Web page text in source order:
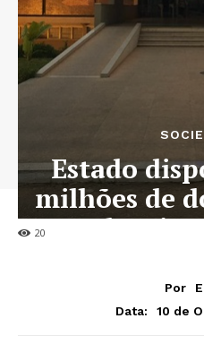
20
Estado
milhões de
Por
Data:
10 de